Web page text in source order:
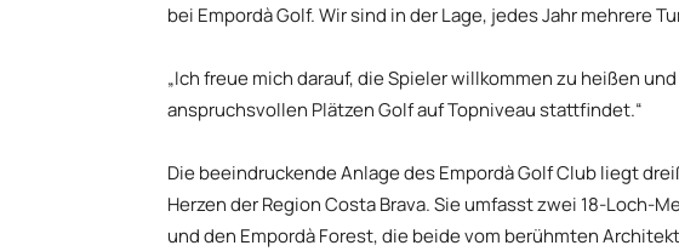
bei Empordà Golf. Wir sind in der Lage, jedes Jahr mehrere
„Ich freue mich darauf, die Spieler willkommen zu heißen
anspruchsvollen Plätzen Golf auf Topniveau stattfindet.“
Die beeindruckende Anlage des Empordà Golf Club liegt
Herzen der Region Costa Brava. Sie umfasst zwei 18-Loch-
und den Empordà Forest, die beide vom berühmten